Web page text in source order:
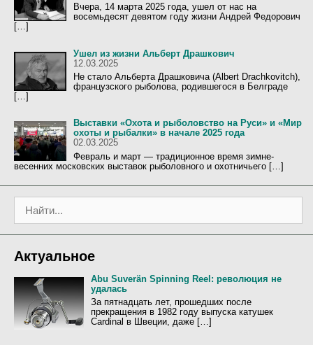
Вчера, 14 марта 2025 года, ушел от нас на
восемьдесят девятом году жизни Андрей Федорович
[…]
Ушел из жизни Альберт Драшкович
12.03.2025
Не стало Альберта Драшковича (Albert Drachkovitch),
французского рыболова, родившегося в Белграде
[…]
Выставки «Охота и рыболовство на Руси» и «Мир
охоты и рыбалки» в начале 2025 года
02.03.2025
Февраль и март — традиционное время зимне-
весенних московских выставок рыболовного и охотничьего […]
к
Актуальное
Abu Suverän Spinning Reel: революция не
удалась
За пятнадцать лет, прошедших после
прекращения в 1982 году выпуска катушек
Cardinal в Швеции, даже […]